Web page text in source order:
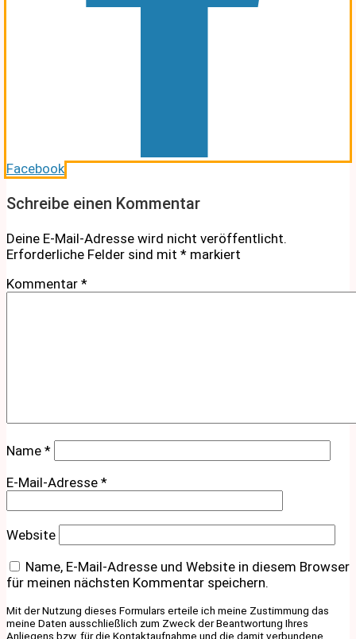
Facebook
Schreibe einen Kommentar
Deine E-Mail-Adresse wird nicht veröffentlicht.
Erforderliche Felder sind mit * markiert
Kommentar *
Name *
E-Mail-Adresse *
Website
Name, E-Mail-Adresse und Website in diesem Browser
für meinen nächsten Kommentar speichern.
Mit der Nutzung dieses Formulars erteile ich meine Zustimmung das
meine Daten ausschließlich zum Zweck der Beantwortung Ihres
Anliegens bzw. für die Kontaktaufnahme und die damit verbundene